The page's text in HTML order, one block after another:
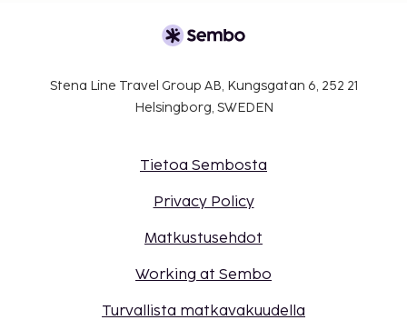
Stena Line Travel Group AB, Kungsgatan 6, 252 21
Helsingborg, SWEDEN
Tietoa Sembosta
Privacy Policy
Matkustusehdot
Working at Sembo
Turvallista matkavakuudella